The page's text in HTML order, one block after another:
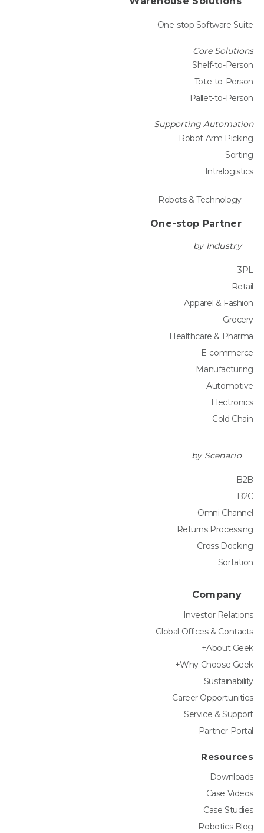
One-stop Software Suite
Core Solutions
Shelf-to-Person
Tote-to-Person
Pallet-to-Person
Supporting Automation
Robot Arm Picking
Sorting
Intralogistics
Robots & Technology
One-stop Partner
by Industry
3PL
Retail
Apparel & Fashion
Grocery
Healthcare & Pharma
E-commerce
Manufacturing
Automotive
Electronics
Cold Chain
by Scenario
B2B
B2C
Omni Channel
Returns Processing
Cross Docking
Sortation
Company
Investor Relations
Global Offices & Contacts
About Geek+
Why Choose Geek+
Sustainability
Career Opportunities
Service & Support
Partner Portal
Resources
Downloads
Case Videos
Case Studies
Robotics Blog